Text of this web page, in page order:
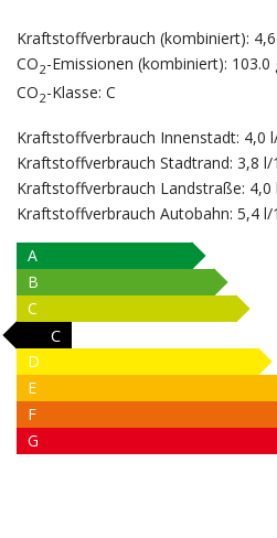
Kraftstoffverbrauch (kombiniert):
CO2-Emissionen (kombiniert): 103.0
CO2-Klasse: C
Kraftstoffverbrauch Innenstadt: 4,0
Kraftstoffverbrauch Stadtrand: 3,8 l/
Kraftstoffverbrauch Landstraße: 4,0
Kraftstoffverbrauch Autobahn: 5,4 l/
A
B
C
C
D
E
F
G